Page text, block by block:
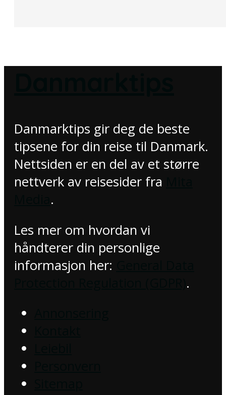
Danmarktips gir deg de beste
tipsene for din reise til Danmark.
Nettsiden er en del av et større
nettverk av reisesider fra
.
Les mer om hvordan vi
håndterer din personlige
informasjon her:
.